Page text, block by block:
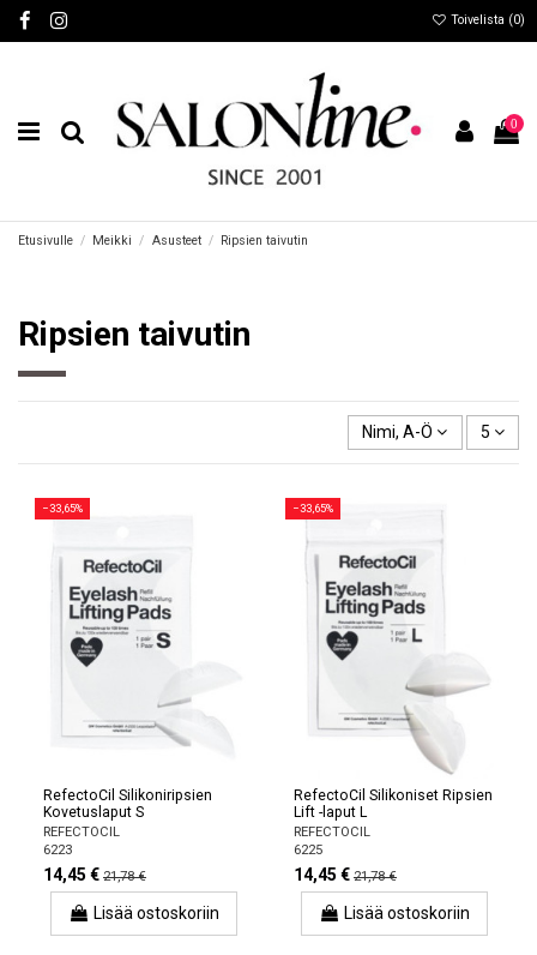
Toivelista (0)
0
Etusivulle Meikki Asusteet Ripsien taivutin
Ripsien taivutin
Nimi, A-Ö 5
−33,65%
RefectoCil Silikoniripsien
Kovetuslaput S
REFECTOCIL
6223
14,45 € 21,78 €
Lisää ostoskoriin
−33,65%
RefectoCil Silikoniset Ripsien
Lift -laput L
REFECTOCIL
6225
14,45 € 21,78 €
Lisää ostoskoriin